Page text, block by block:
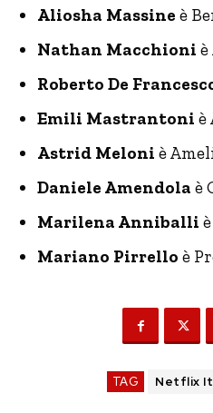
Aliosha Massine è
Nathan Macchioni
Roberto De
Emili Mastrantoni è
Astrid Meloni è
Daniele Amendola è
Marilena Anniballi
Mariano Pirrello è
TAG Netflix